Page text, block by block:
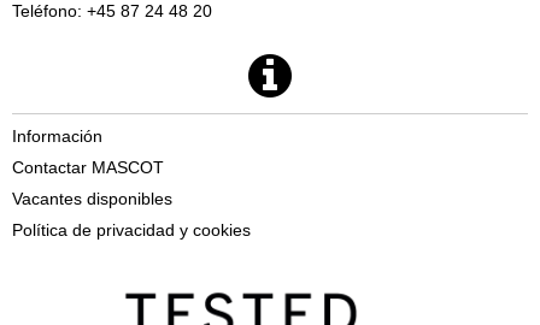
Teléfono: +45 87 24 48 20
Información
Contactar MASCOT
Vacantes disponibles
Política de privacidad y cookies